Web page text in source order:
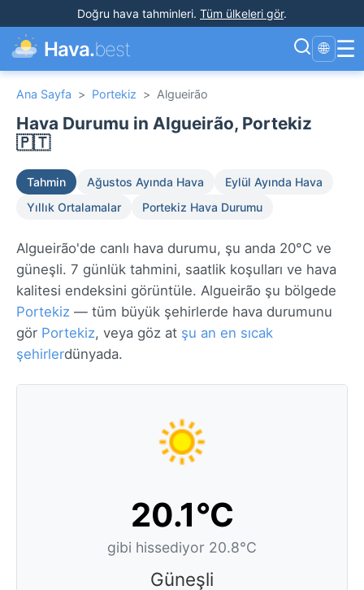
Doğru hava tahminleri. Tüm ülkeleri gör.
Hava.best 🌐 ☰
Ana Sayfa > Portekiz > Algueirão
Hava Durumu in Algueirão, Portekiz
🇵🇹
Tahmin Ağustos Ayında Hava
Eylül Ayında Hava
Yıllık Ortalamalar
Portekiz Hava Durumu
Algueirão'de canlı hava durumu, şu anda 20°C ve
güneşli. 7 günlük tahmini, saatlik koşulları ve hava
kalitesi endeksini görüntüle. Algueirão şu bölgede
Portekiz — tüm büyük şehirlerde hava durumunu
gör Portekiz, veya göz at şu an en sıcak
şehirlerdünyada.
20.1°C
gibi hissediyor 20.8°C
Güneşli